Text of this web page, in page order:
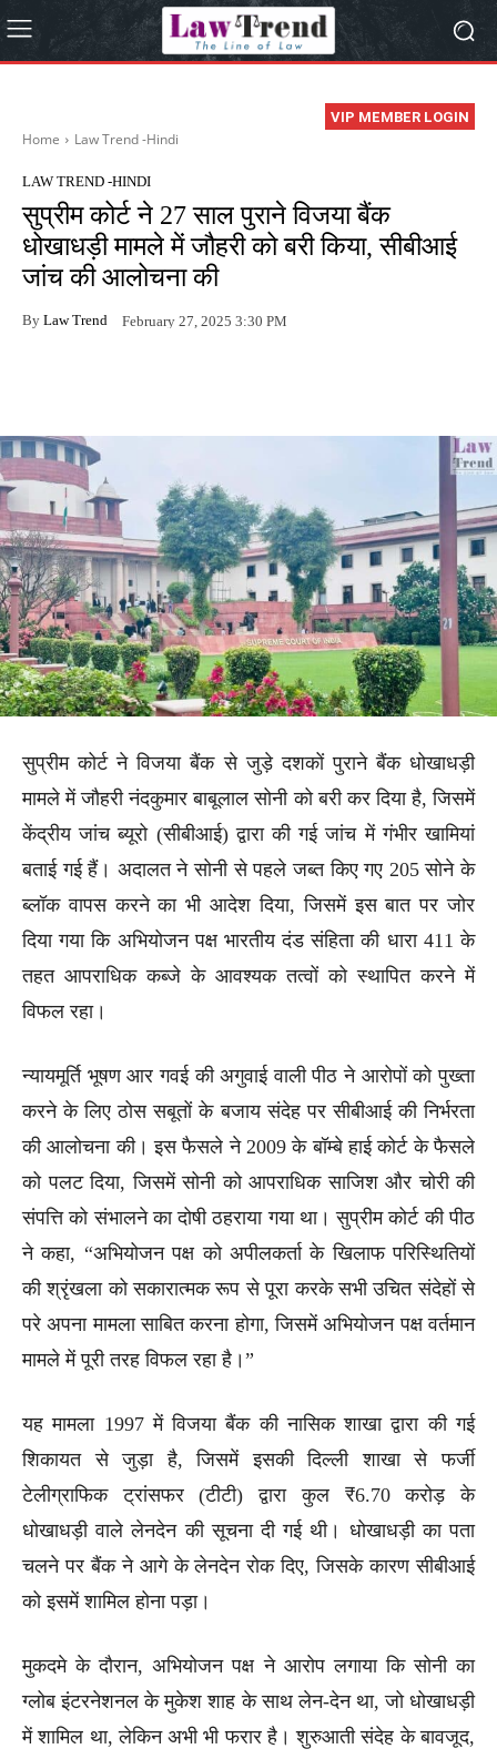
VIP MEMBER LOGIN
Home Law Trend -Hindi
LAW TREND -HINDI
सुप्रीम कोर्ट ने 27 साल पुराने विजया बैंक
धोखाधड़ी मामले में जौहरी को बरी किया, सीबीआई
जांच की आलोचना की
By Law Trend February 27, 2025 3:30 PM
सुप्रीम कोर्ट ने विजया बैंक से जुड़े दशकों पुराने बैंक धोखाधड़ी
मामले में जौहरी नंदकुमार बाबूलाल सोनी को बरी कर दिया है, जिसमें
केंद्रीय जांच ब्यूरो (सीबीआई) द्वारा की गई जांच में गंभीर खामियां
बताई गई हैं। अदालत ने सोनी से पहले जब्त किए गए 205 सोने के
ब्लॉक वापस करने का भी आदेश दिया, जिसमें इस बात पर जोर
दिया गया कि अभियोजन पक्ष भारतीय दंड संहिता की धारा 411 के
तहत आपराधिक कब्जे के आवश्यक तत्वों को स्थापित करने में
विफल रहा।
न्यायमूर्ति भूषण आर गवई की अगुवाई वाली पीठ ने आरोपों को पुख्ता
करने के लिए ठोस सबूतों के बजाय संदेह पर सीबीआई की निर्भरता
की आलोचना की। इस फैसले ने 2009 के बॉम्बे हाई कोर्ट के फैसले
को पलट दिया, जिसमें सोनी को आपराधिक साजिश और चोरी की
संपत्ति को संभालने का दोषी ठहराया गया था। सुप्रीम कोर्ट की पीठ
ने कहा, “अभियोजन पक्ष को अपीलकर्ता के खिलाफ परिस्थितियों
की श्रृंखला को सकारात्मक रूप से पूरा करके सभी उचित संदेहों से
परे अपना मामला साबित करना होगा, जिसमें अभियोजन पक्ष वर्तमान
मामले में पूरी तरह विफल रहा है।”
यह मामला 1997 में विजया बैंक की नासिक शाखा द्वारा की गई
शिकायत से जुड़ा है, जिसमें इसकी दिल्ली शाखा से फर्जी
टेलीग्राफिक ट्रांसफर (टीटी) द्वारा कुल ₹6.70 करोड़ के
धोखाधड़ी वाले लेनदेन की सूचना दी गई थी। धोखाधड़ी का पता
चलने पर बैंक ने आगे के लेनदेन रोक दिए, जिसके कारण सीबीआई
को इसमें शामिल होना पड़ा।
मुकदमे के दौरान, अभियोजन पक्ष ने आरोप लगाया कि सोनी का
ग्लोब इंटरनेशनल के मुकेश शाह के साथ लेन-देन था, जो धोखाधड़ी
में शामिल था, लेकिन अभी भी फरार है। शुरुआती संदेह के बावजूद,